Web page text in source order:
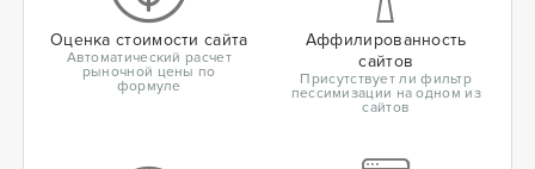
Оценка стоимости сайта
Автоматический расчет
рыночной цены по
формуле
Аффилированность
сайтов
Присутствует ли фильтр
пессимизации на одном из
сайтов